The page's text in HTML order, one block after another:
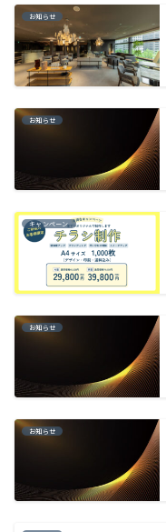
お知らせ
お知らせ
キャンペーン
お知らせ
お知らせ